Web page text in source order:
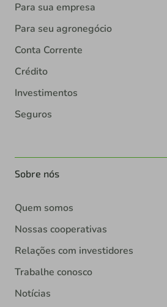
Para sua empresa
Para seu agronegócio
Conta Corrente
Crédito
Investimentos
Seguros
Sobre nós
Quem somos
Nossas cooperativas
Relações com investidores
Trabalhe conosco
Notícias